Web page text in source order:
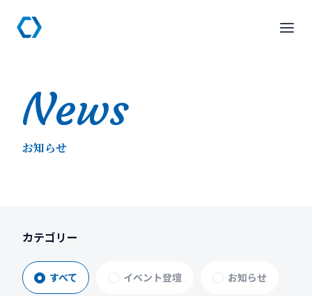
News
お知らせ
カテゴリー
すべて イベント登壇 お知らせ